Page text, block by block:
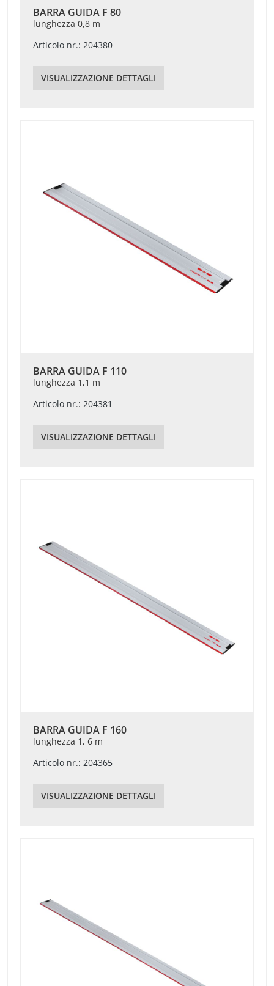
BARRA GUIDA F 80
lunghezza 0,8 m
Articolo nr.: 204380
VISUALIZZAZIONE DETTAGLI
BARRA GUIDA F 110
lunghezza 1,1 m
Articolo nr.: 204381
VISUALIZZAZIONE DETTAGLI
BARRA GUIDA F 160
lunghezza 1, 6 m
Articolo nr.: 204365
VISUALIZZAZIONE DETTAGLI